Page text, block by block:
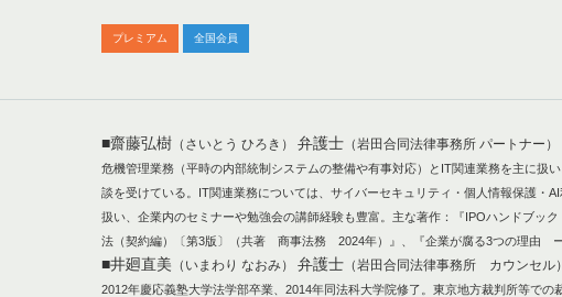
プレミアム 全国会員
■齋藤弘樹 （さいとう ひろき） 弁護士 （岩田合同法律事務所 パートナー）
危機管理業務（平時の内部統制システムの整備や有事対応）とIT関連業務を主に扱
談を受けている。IT関連業務については、サイバーセキュリティ・個人情報保護・
扱い、企業内のセミナーや勉強会の講師経験も豊富。主な著作：『IPOハンドブ
法（契約編）〔第3版〕（共著 商事法務 2024年）』、『企業が腐る3つの理由
■井廻直美 （いまわり なおみ） 弁護士 （岩田合同法律事務所 カウンセル）
2012年慶応義塾大学法学部卒業、2014年同法科大学院修了。東京地方裁判所等で